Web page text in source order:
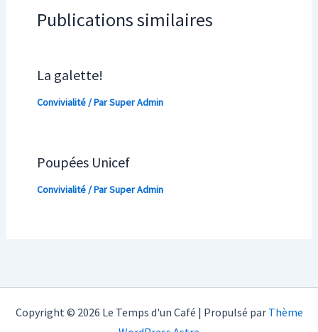
Publications similaires
La galette!
Convivialité/ ParSuper Admin
Poupées Unicef
Convivialité/ ParSuper Admin
Copyright © 2026 Le Temps d'un Café | Propulsé par Thème